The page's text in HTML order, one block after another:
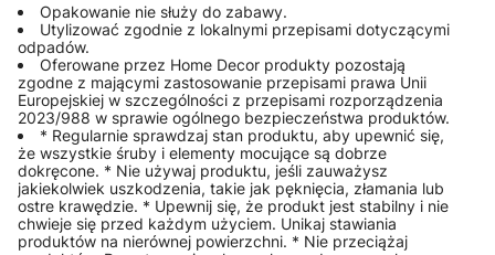
Opakowanie nie służy do zabawy.
Utylizować zgodnie z lokalnymi przepisami dotyczącymi
odpadów.
Oferowane przez Home Decor produkty pozostają
zgodne z mającymi zastosowanie przepisami prawa Unii
Europejskiej w szczególności z przepisami rozporządzenia
2023/988 w sprawie ogólnego bezpieczeństwa produktów.
* Regularnie sprawdzaj stan produktu, aby upewnić się,
że wszystkie śruby i elementy mocujące są dobrze
dokręcone. * Nie używaj produktu, jeśli zauważysz
jakiekolwiek uszkodzenia, takie jak pęknięcia, złamania lub
ostre krawędzie. * Upewnij się, że produkt jest stabilny i nie
chwieje się przed każdym użyciem. Unikaj stawiania
produktów na nierównej powierzchni. * Nie przeciążaj